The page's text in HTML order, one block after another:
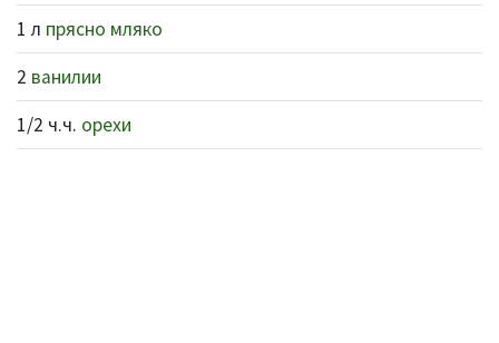
1 л прясно мляко
2 ванилии
1/2 ч.ч. орехи